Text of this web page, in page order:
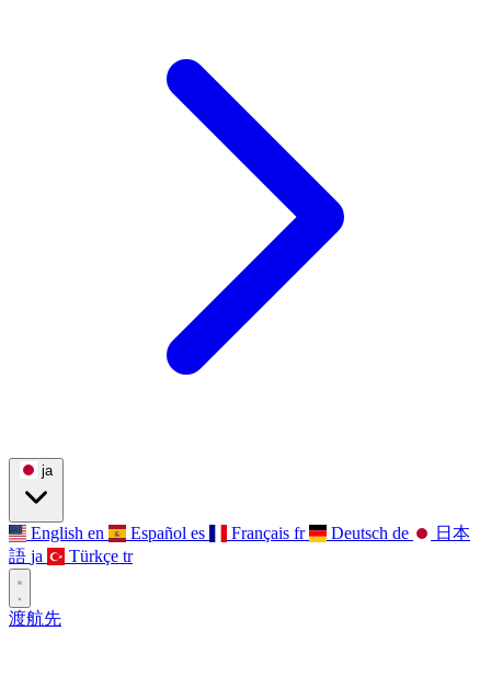
ja
English en Español es Français fr Deutsch de
日本
語 ja Türkçe tr
渡航先